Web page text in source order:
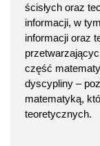
ścisłych oraz
informacji, w
informacji oraz
część
dyscypliny –
matematyką,
teoretycznych.